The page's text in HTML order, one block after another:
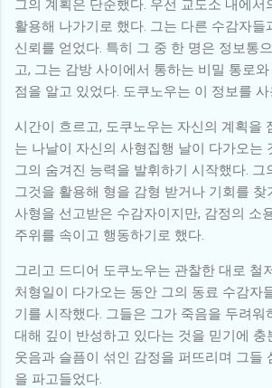
그의 계획은 단순했다. 우선 교도소 내에서
활용해 나가기로 했다. 그는 다른 수감자들
신뢰를 얻었다. 특히 그 중 한 명은 정보통
고, 그는 감방 사이에서 통하는 비밀 통로
점을 알고 있었다. 도쿠노우는 이 정보를
시간이 흐르고, 도쿠노우는 자신의 계획을
는 나날이 자신의 사형집행 날이 다가오는
그의 숨겨진 능력을 발휘하기 시작했다. 그
그것을 활용해 형을 감형 받거나 기회를 찾
사형을 선고받은 수감자이지만, 감정의 소
주위를 속이고 행동하기로 했다.
그리고 드디어 도쿠노우는 관찰한 대로 철
처형일이 다가오는 동안 그의 동료 수감자
기를 시작했다. 그들은 그가 죽음을 두려워
대해 깊이 반성하고 있다는 것을 믿기에 충
웃음과 슬픔이 섞인 감정을 퍼뜨리며 그들
을 파고들었다.